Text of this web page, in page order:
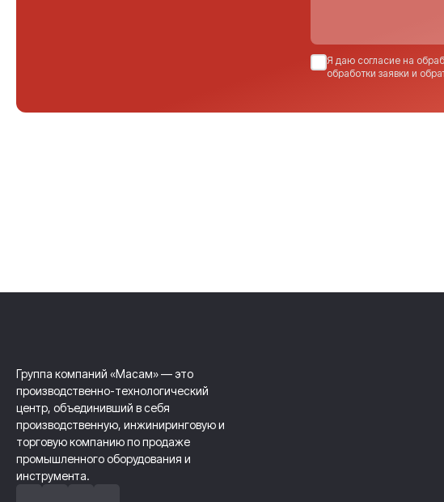
Я даю согласие на
обработки заявки и
Группа компаний «Масам» — это
производственно-технологический
центр, объединивший в себя
производственную, инжиниринговую и
торговую компанию по продаже
промышленного оборудования и
инструмента.